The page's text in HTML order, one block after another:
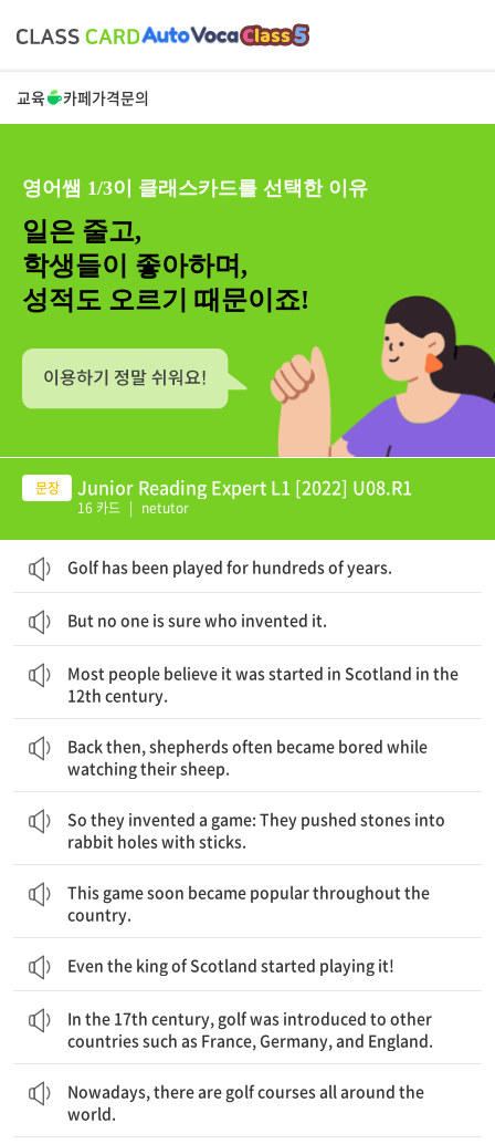
교육 카페가격문의
영어쌤 1/3이 클래스카드를 선택한 이유
일은 줄고,
학생들이 좋아하며,
성적도 오르기 때문이죠!
Junior Reading Expert L1 [2022] U08.R1
16 카드 | netutor
Golf has been played for hundreds of years.
But no one is sure who invented it.
Most people believe it was started in Scotland in the
12th century.
Back then, shepherds often became bored while
watching their sheep.
So they invented a game: They pushed stones into
rabbit holes with sticks.
This game soon became popular throughout the
country.
Even the king of Scotland started playing it!
In the 17th century, golf was introduced to other
countries such as France, Germany, and England.
Nowadays, there are golf courses all around the
world.